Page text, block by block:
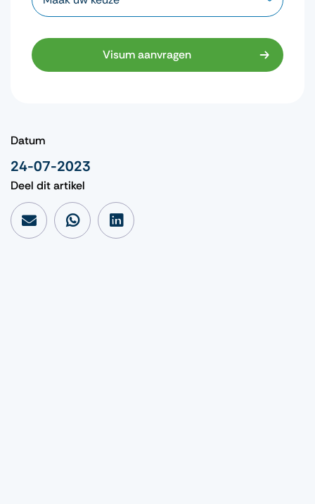
Visum aanvragen
Datum
24-07-2023
Deel dit artikel